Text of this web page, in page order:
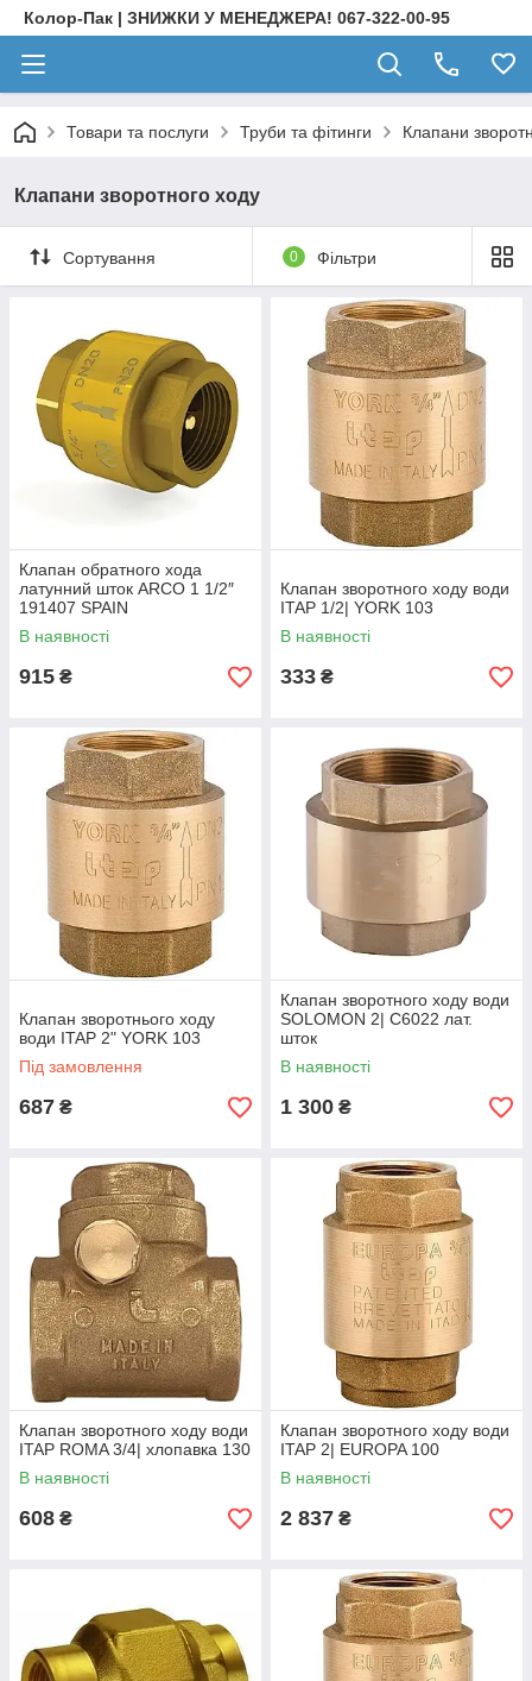
Колор-Пак | ЗНИЖКИ У МЕНЕДЖЕРА! 067-322-00-95
Товари та послуги Труби та фітинги Клапани
Клапани зворотного ходу
Сортування 0 Фільтри
Клапан обратного хода
латунний шток ARCO 1 1/2″
191407 SPAIN
В наявності
915 ₴
Клапан зворотного ходу води
ITAP 1/2| YORK 103
В наявності
333 ₴
Клапан зворотнього ходу
води ITAP 2" YORK 103
Під замовлення
687 ₴
Клапан зворотного ходу води
SOLOMON 2| C6022 лат.
шток
В наявності
1 300 ₴
Клапан зворотного ходу води
ITAP ROMA 3/4| хлопавка 130
В наявності
608 ₴
Клапан зворотного ходу води
ITAP 2| EUROPA 100
В наявності
2 837 ₴